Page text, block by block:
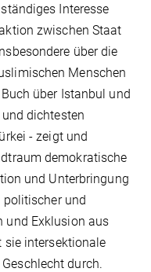
Interesse
zwischen Staat
über die
Menschen
über Istanbul und
dichtesten
- zeigt und
demokratische
und Unterbringung
politischer und
und Exklusion aus
sie intersektionale
durch.